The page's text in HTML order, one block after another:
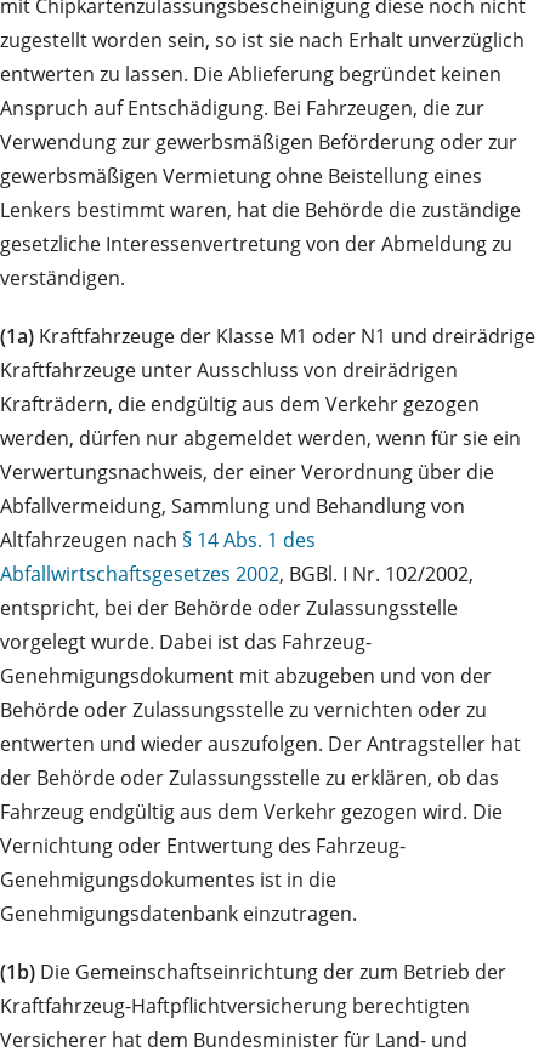
mit Chipkartenzulassungsbescheinigung diese noch nicht
zugestellt worden sein, so ist sie nach Erhalt unverzüglich
entwerten zu lassen. Die Ablieferung begründet keinen
Anspruch auf Entschädigung. Bei Fahrzeugen, die zur
Verwendung zur gewerbsmäßigen Beförderung oder zur
gewerbsmäßigen Vermietung ohne Beistellung eines
Lenkers bestimmt waren, hat die Behörde die zuständige
gesetzliche Interessenvertretung von der Abmeldung zu
verständigen.
(1a) Kraftfahrzeuge der Klasse M1 oder N1 und dreirädrige
Kraftfahrzeuge unter Ausschluss von dreirädrigen
Krafträdern, die endgültig aus dem Verkehr gezogen
werden, dürfen nur abgemeldet werden, wenn für sie ein
Verwertungsnachweis, der einer Verordnung über die
Abfallvermeidung, Sammlung und Behandlung von
Altfahrzeugen nach § 14 Abs. 1 des
Abfallwirtschaftsgesetzes 2002, BGBl. I Nr. 102/2002,
entspricht, bei der Behörde oder Zulassungsstelle
vorgelegt wurde. Dabei ist das Fahrzeug-
Genehmigungsdokument mit abzugeben und von der
Behörde oder Zulassungsstelle zu vernichten oder zu
entwerten und wieder auszufolgen. Der Antragsteller hat
der Behörde oder Zulassungsstelle zu erklären, ob das
Fahrzeug endgültig aus dem Verkehr gezogen wird. Die
Vernichtung oder Entwertung des Fahrzeug-
Genehmigungsdokumentes ist in die
Genehmigungsdatenbank einzutragen.
(1b) Die Gemeinschaftseinrichtung der zum Betrieb der
Kraftfahrzeug-Haftpflichtversicherung berechtigten
Versicherer hat dem Bundesminister für Land- und